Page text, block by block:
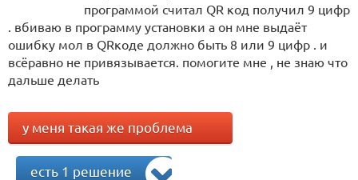
программой считал QR код получил 9 цифр
. вбиваю в программу установки а он мне выдаёт
ошибку мол в QRкоде должно быть 8 или 9 цифр . и
всёравно не привязывается. помогите мне , не знаю что
дальше делать
у меня такая же проблема
есть 1 решение